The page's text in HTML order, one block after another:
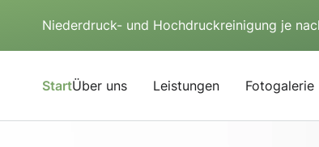
Niederdruck- und Hochdruckreinigung je
StartÜber uns Leistungen Fotogalerie